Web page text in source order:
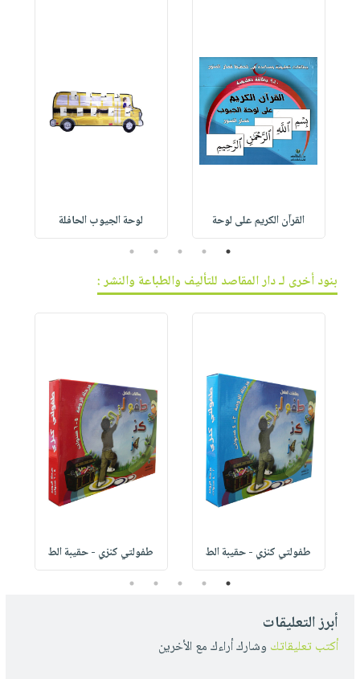
القرآن الكريم على لوحة لوحة الجيوب الحافلة
1
2
3
4
5
بنود أخرى لـ دار المقاصد للتأليف والطباعة والنشر :
طفولتي كنزي - حقيبة الط طفولتي كنزي - حقيبة الط
1
2
3
4
5
أبرز التعليقات
أكتب تعليقاتك وشارك أراءك مع الأخرين